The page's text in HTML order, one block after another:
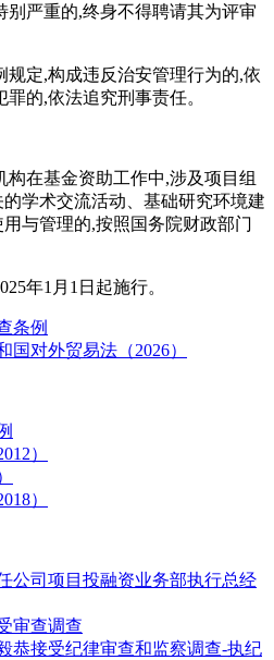
别严重的,终身不得聘请其为评审
规定,构成违反治安管理行为的,依
的,依法追究刑事责任。
构在基金资助工作中,涉及项目组
学术交流活动、基础研究环境建
与管理的,按照国务院财政部门
年1月1日起施行。
条例
对外贸易法（2026）
）
）
公司项目投融资业务部执行总经
审查调查
恭接受纪律审查和监察调查-执纪